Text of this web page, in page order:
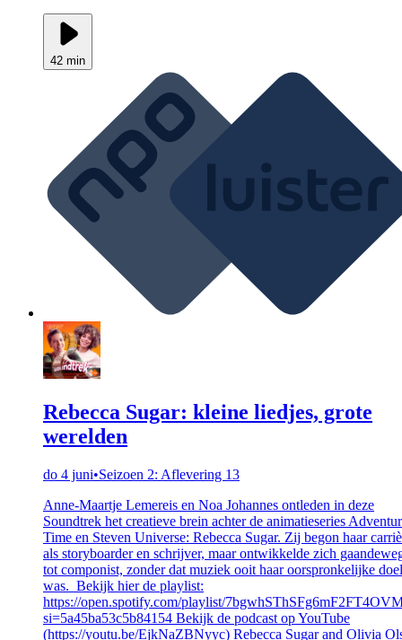
42 min
Rebecca Sugar: kleine liedjes, grote
werelden
do 4 juni•Seizoen 2: Aflevering 13
Anne-Maartje Lemereis en Noa Johannes ontleden in deze
Soundtrek het creatieve brein achter de animatieseries
Time en Steven Universe: Rebecca Sugar. Zij begon haar
als storyboarder en schrijver, maar ontwikkelde zich
tot componist, zonder dat muziek ooit haar oorspronkelijke doel
was. Bekijk hier de playlist:
https://open.spotify.com/playlist/
si=5a45ba53c5b84154 Bekijk de podcast op YouTube
(https://youtu.be/EjkNaZBNyyc) Rebecca Sugar and Olivia